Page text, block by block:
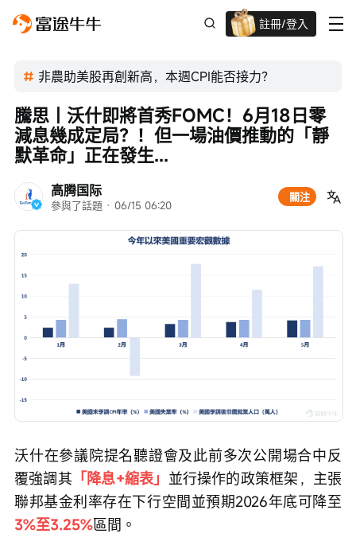
註冊/登入
迎新驚喜賞 股票/BTC等任你揀!
非農助美股再創新高，本週CPI能否接力？
高腾国际
參與了話題 · 06/15 06:20
關注
騰思丨沃什即將首秀FOMC！6月18日零
減息幾成定局？！但一場油價推動的「靜
默革命」正在發生...
沃什在參議院提名聽證會及此前多次公開場合中反
覆強調其 「降息+縮表」 並行操作的政策框架，主張
聯邦基金利率存在下行空間並預期2026年底可降至
3%至3.25%區間。